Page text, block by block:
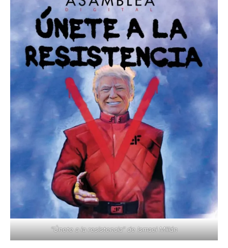
"Únete a la resistencia" de Ismael Millán